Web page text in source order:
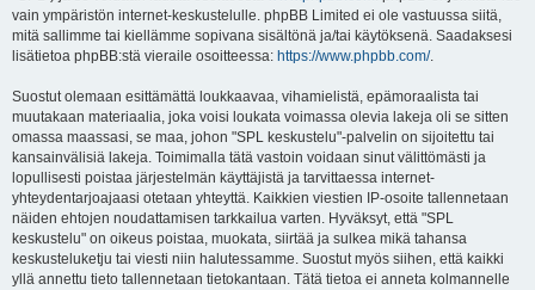
vain ympäristön internet-keskustelulle. phpBB Limited ei ole vastuussa siitä,
mitä sallimme tai kiellämme sopivana sisältönä ja/tai käytöksenä. Saadaksesi
lisätietoa phpBB:stä vieraile osoitteessa: https://www.phpbb.com/.
Suostut olemaan esittämättä loukkaavaa, vihamielistä, epämoraalista tai
muutakaan materiaalia, joka voisi loukata voimassa olevia lakeja oli se sitten
omassa maassasi, se maa, johon "SPL keskustelu"-palvelin on sijoitettu tai
kansainvälisiä lakeja. Toimimalla tätä vastoin voidaan sinut välittömästi ja
lopullisesti poistaa järjestelmän käyttäjistä ja tarvittaessa internet-
yhteydentarjoajaasi otetaan yhteyttä. Kaikkien viestien IP-osoite tallennetaan
näiden ehtojen noudattamisen tarkkailua varten. Hyväksyt, että "SPL
keskustelu" on oikeus poistaa, muokata, siirtää ja sulkea mikä tahansa
keskusteluketju tai viesti niin halutessamme. Suostut myös siihen, että kaikki
yllä annettu tieto tallennetaan tietokantaan. Tätä tietoa ei anneta kolmannelle